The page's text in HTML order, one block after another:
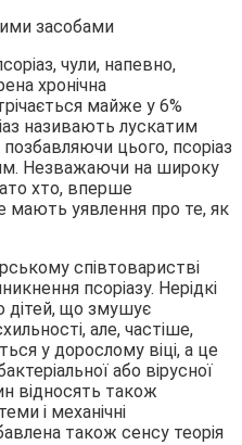
чули, напевно,
хронічна
майже у 6%
називають лускатим
цього, псоріаз
Незважаючи на широку
хто, вперше
мають уявлення про те, як
співтоваристві
псоріазу. Нерідкі
дітей, що змушує
але, частіше,
у дорослому віці, а це
або вірусної
відносять також
і механічні
також сенсу теорія